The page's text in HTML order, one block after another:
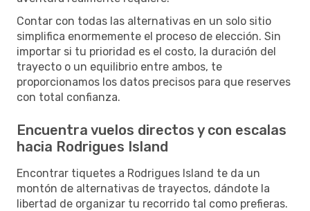
Contar con todas las alternativas en un solo sitio
simplifica enormemente el proceso de elección. Sin
importar si tu prioridad es el costo, la duración del
trayecto o un equilibrio entre ambos, te
proporcionamos los datos precisos para que reserves
con total confianza.
Encuentra vuelos directos y con escalas
hacia Rodrigues Island
Encontrar tiquetes a Rodrigues Island te da un
montón de alternativas de trayectos, dándote la
libertad de organizar tu recorrido tal como prefieras.